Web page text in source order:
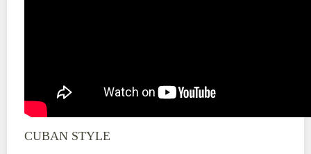
CUBAN STYLE